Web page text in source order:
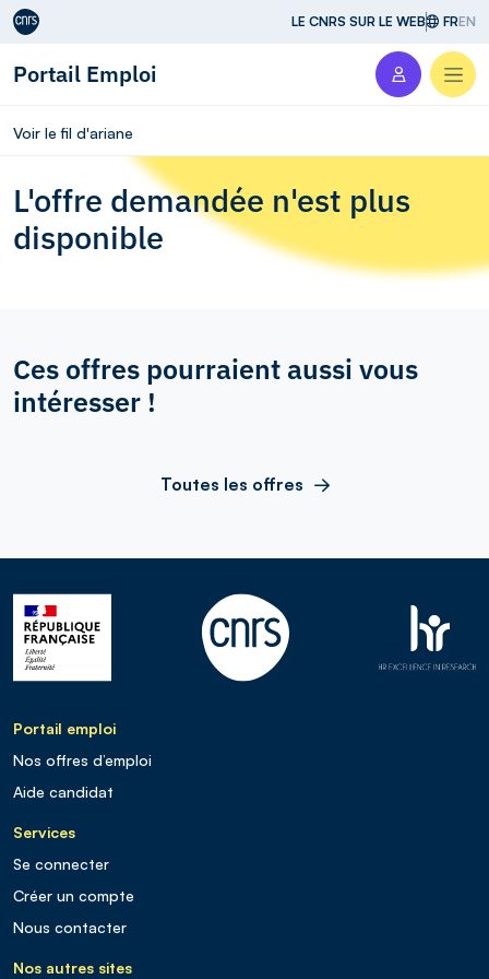
Aller au contenu LE CNRS SUR LE WEB FREN
Portail Emploi
Voir le fil d'ariane
L'offre demandée n'est plus
disponible
Ces offres pourraient aussi vous
intéresser !
Toutes les offres
Portail emploi
Nos offres d’emploi
Aide candidat
Services
Se connecter
Créer un compte
Nous contacter
Nos autres sites